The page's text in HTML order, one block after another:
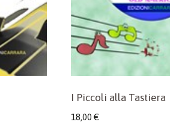
I Piccoli alla Tastiera
18,00 €